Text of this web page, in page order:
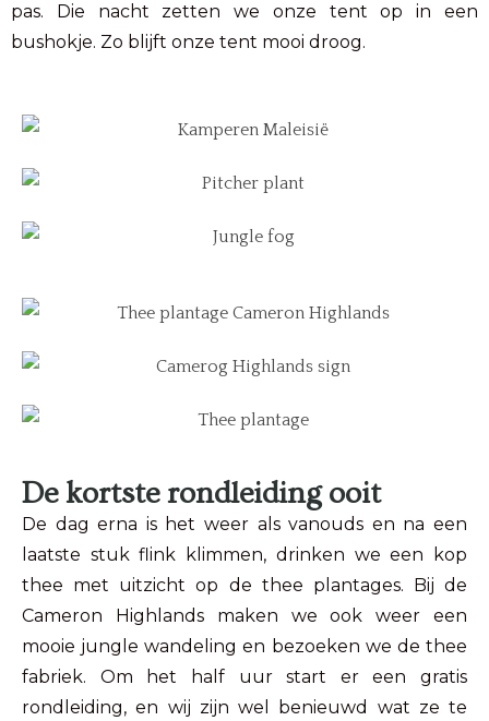
pas. Die nacht zetten we onze tent op in een
bushokje. Zo blijft onze tent mooi droog.
De kortste rondleiding ooit
De dag erna is het weer als vanouds en na een
laatste stuk flink klimmen, drinken we een kop
thee met uitzicht op de thee plantages. Bij de
Cameron Highlands maken we ook weer een
mooie jungle wandeling en bezoeken we de thee
fabriek. Om het half uur start er een gratis
rondleiding, en wij zijn wel benieuwd wat ze te